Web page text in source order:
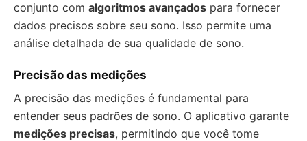
conjunto com algoritmos avançados para fornecer
dados precisos sobre seu sono. Isso permite uma
análise detalhada de sua qualidade de sono.
Precisão das medições
A precisão das medições é fundamental para
entender seus padrões de sono. O aplicativo garante
medições precisas, permitindo que você tome